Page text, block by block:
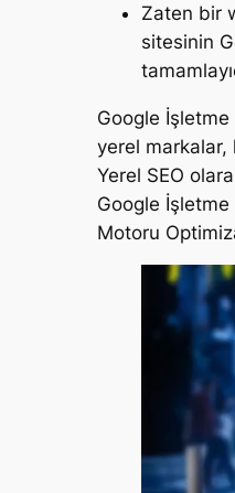
Zaten bir
sitesinin
Google
yerel markalar,
Yerel SEO
Google
Motoru